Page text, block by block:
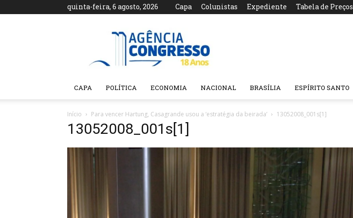
quinta-feira, 6 agosto, 2026 Capa Colunistas Expediente Tabela de Preços
Agência
CAPA POLÍTICA ECONOMIA NACIONAL BRASÍLIA ESPÍRITO SANTO
Início Para vencer Hartung, Casagrande usou a ‘estratégia da beirada’ 13052008_001s[1]
13052008_001s[1]